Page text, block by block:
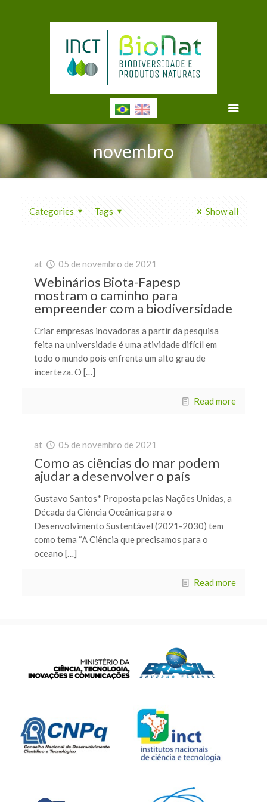
novembro
Categories Tags Show all
at 05 de novembro de 2021
Webinários Biota-Fapesp
mostram o caminho para
empreender com a biodiversidade
Criar empresas inovadoras a partir da pesquisa
feita na universidade é uma atividade difícil em
todo o mundo pois enfrenta um alto grau de
incerteza. O […]
Read more
at 05 de novembro de 2021
Como as ciências do mar podem
ajudar a desenvolver o país
Gustavo Santos* Proposta pelas Nações Unidas, a
Década da Ciência Oceânica para o
Desenvolvimento Sustentável (2021-2030) tem
como tema “A Ciência que precisamos para o
oceano […]
Read more